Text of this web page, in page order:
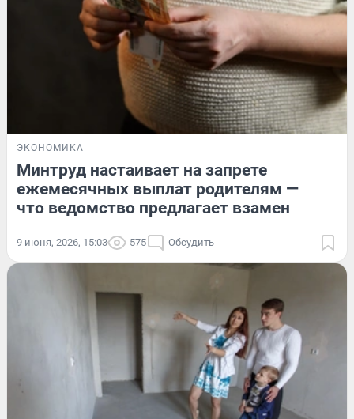
ЭКОНОМИКА
Минтруд настаивает на запрете
ежемесячных выплат родителям —
что ведомство предлагает взамен
9 июня, 2026, 15:03 575 Обсудить